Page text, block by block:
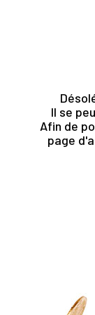
Il se
Afin de
page